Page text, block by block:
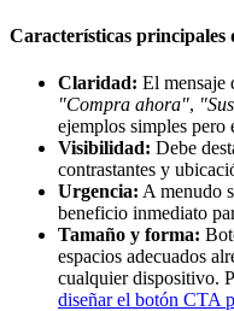
Características principales
Claridad: El mensaje
"Compra ahora",
ejemplos simples pero
Visibilidad: Debe
contrastantes y
Urgencia: A menudo
beneficio inmediato
Tamaño y forma:
espacios adecuados
cualquier dispositivo.
diseñar el botón CTA